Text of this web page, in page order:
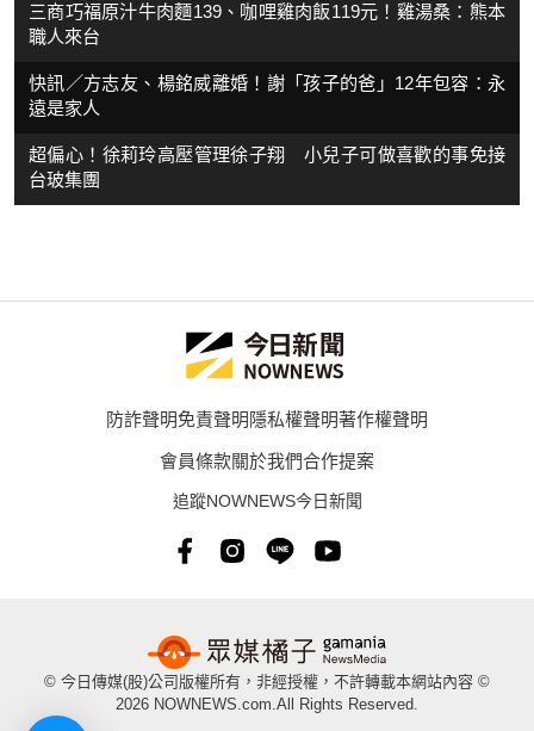
三商巧福原汁牛肉麵139、咖哩雞肉飯119元！雞湯桑：熊本
職人來台
快訊／方志友、楊銘威離婚！謝「孩子的爸」12年包容：永
遠是家人
超偏心！徐莉玲高壓管理徐子翔 小兒子可做喜歡的事免接
台玻集團
防詐聲明免責聲明隱私權聲明著作權聲明
會員條款關於我們合作提案
追蹤NOWNEWS今日新聞
© 今日傳媒(股)公司版權所有，非經授權，不許轉載本網站內容 ©
2026 NOWNEWS.com.All Rights Reserved.